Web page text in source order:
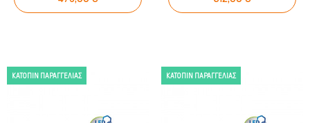
ΚΑΤΌΠΙΝ ΠΑΡΑΓΓΕΛΊΑΣ ΚΑΤΌΠΙΝ ΠΑΡΑΓΓΕΛΊΑΣ